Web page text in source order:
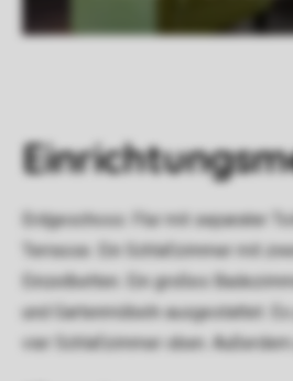
Erdgeschoss: Flur mit separater
Terrasse. Ein Schlafzimmer mit
Einzelbetten. Ein großes
und Gartenmöbeln ausgestattet.
vier Schlafzimmer oben.